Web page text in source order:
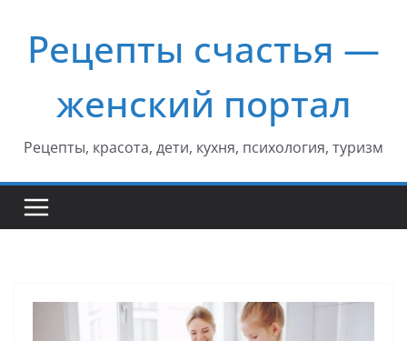
содержимому
Рецепты счастья —
женский портал
Рецепты, красота, дети, кухня, психология, туризм